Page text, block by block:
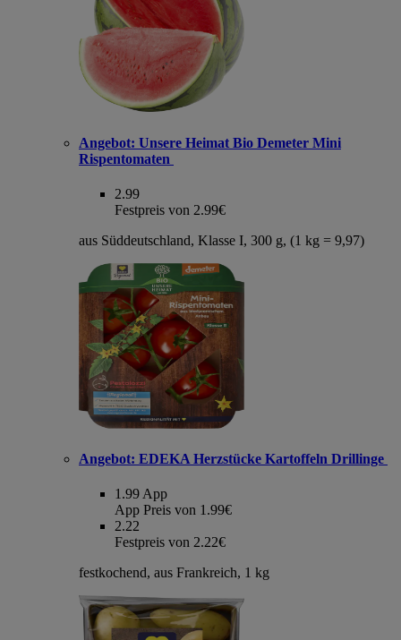
Angebot: Unsere Heimat Bio Demeter Mini
Rispentomaten
2.99
Festpreis von 2.99€
aus Süddeutschland, Klasse I, 300 g, (1 kg = 9,97)
Angebot: EDEKA Herzstücke Kartoffeln Drillinge
1.99 App
App Preis von 1.99€
2.22
Festpreis von 2.22€
festkochend, aus Frankreich, 1 kg